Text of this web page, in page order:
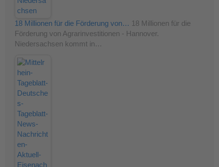
18 Millionen für die Förderung von… 18 Millionen für die
Förderung von Agrarinvestitionen - Hannover.
Niedersachsen kommt in…